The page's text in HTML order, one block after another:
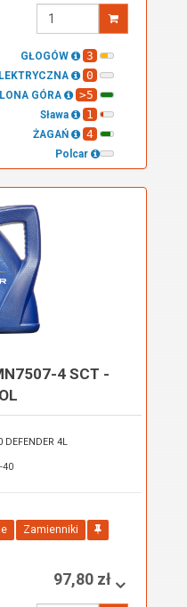
GŁOGÓW 3
0
GÓRA >5
Sława 1
ŻAGAŃ 4
Polcar
4 SCT -
DEFENDER 4L
40
Zamienniki
97,80 zł